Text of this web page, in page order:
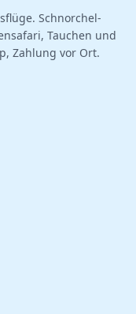
Schnorchel-
Tauchen und
Zahlung vor Ort.